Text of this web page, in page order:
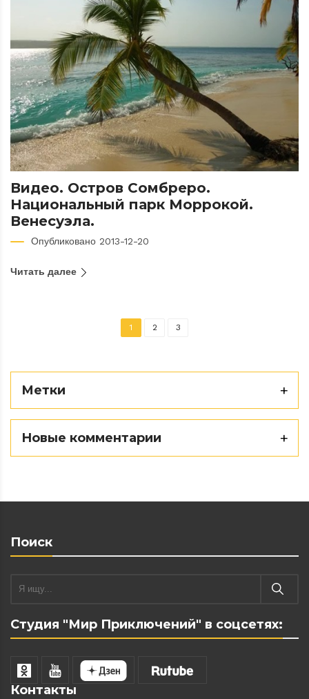
Видео. Остров Сомбреро.
Национальный парк Моррокой.
Венесуэла.
Опубликовано 2013-12-20
Читать далее
1 2 3
Метки
Новые комментарии
Студия "Мир Приключений" в соцсетях:
Контакты
Поиск